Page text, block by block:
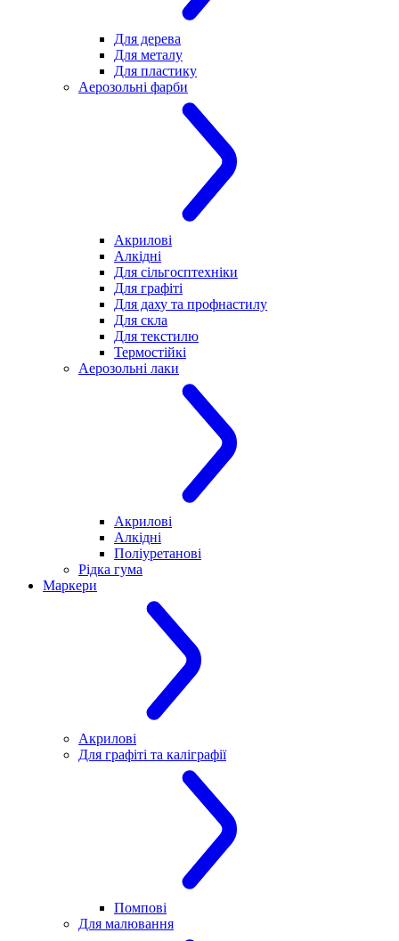
Для дерева
Для металу
Для пластику
Аерозольні фарби
Акрилові
Алкідні
Для cільгосптехніки
Для графіті
Для даху та профнастилу
Для скла
Для текстилю
Термостійкі
Аерозольні лаки
Акрилові
Алкідні
Поліуретанові
Рідка гума
Маркери
Акрилові
Для графіті та каліграфії
Помпові
Для малювання